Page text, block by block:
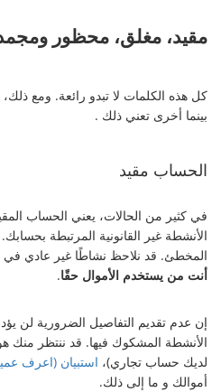
مقيد، مغلق، محظور
كل هذه الكلمات لا تبدو رائعة. ومع ذلك،
بينما أخرى تعني ذلك .
الحساب مقيد
في كثير من الحالات، يعني الحساب
الأنشطة غير القانونية المرتبطة
المخطئ. قد نلاحظ نشاطًا غير عادي
أنت من يستخدم الأموال حقًا.
إن عدم تقديم التفاصيل الضرورية لن
الأنشطة المشكوك فيها. قد ننتظر منك
لديك حساب تجاري)، استبيان (اعرف
أموالك و ما إلى ذلك.